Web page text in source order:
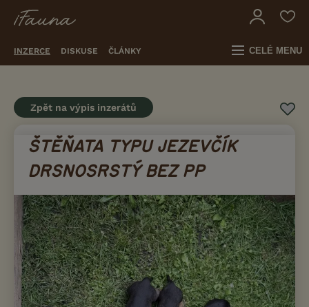
INZERCE DISKUSE ČLÁNKY CELÉ MENU
Zpět na výpis inzerátů
ŠTĚŇATA TYPU JEZEVČÍK
DRSNOSRSTÝ BEZ PP